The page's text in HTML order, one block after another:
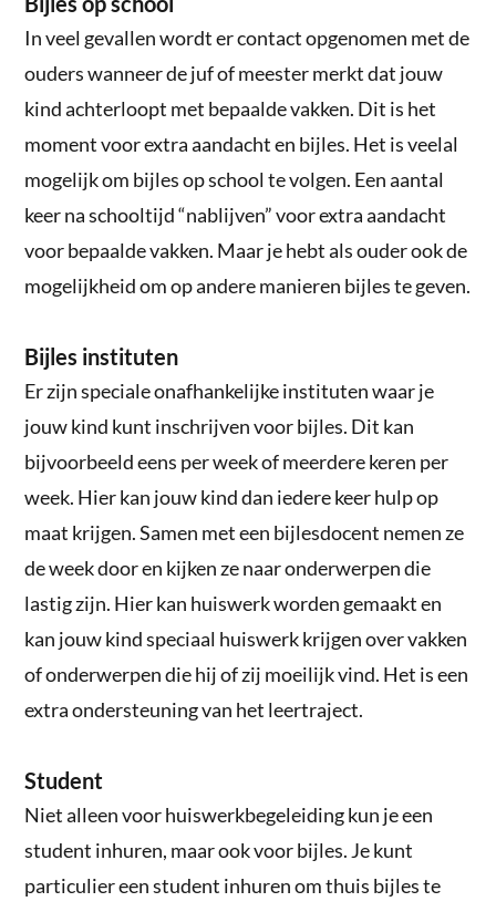
In veel gevallen wordt er contact opgenomen met de
ouders wanneer de juf of meester merkt dat jouw
kind achterloopt met bepaalde vakken. Dit is het
moment voor extra aandacht en bijles. Het is veelal
mogelijk om bijles op school te volgen. Een aantal
keer na schooltijd “nablijven” voor extra aandacht
voor bepaalde vakken. Maar je hebt als ouder ook de
mogelijkheid om op andere manieren bijles te geven.
Bijles instituten
Er zijn speciale onafhankelijke instituten waar je
jouw kind kunt inschrijven voor bijles. Dit kan
bijvoorbeeld eens per week of meerdere keren per
week. Hier kan jouw kind dan iedere keer hulp op
maat krijgen. Samen met een bijlesdocent nemen ze
de week door en kijken ze naar onderwerpen die
lastig zijn. Hier kan huiswerk worden gemaakt en
kan jouw kind speciaal huiswerk krijgen over vakken
of onderwerpen die hij of zij moeilijk vind. Het is een
extra ondersteuning van het leertraject.
Student
Niet alleen voor huiswerkbegeleiding kun je een
student inhuren, maar ook voor bijles. Je kunt
particulier een student inhuren om thuis bijles te